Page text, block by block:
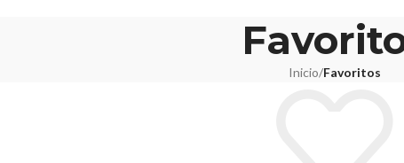
Inicio/Favoritos